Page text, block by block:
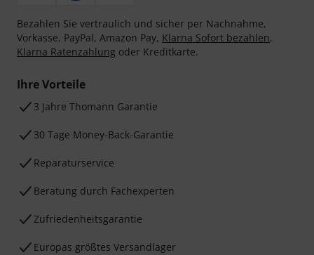
Bezahlen Sie vertraulich und sicher per Nachnahme,
Vorkasse, PayPal, Amazon Pay, Klarna Sofort bezahlen,
Klarna Ratenzahlung oder Kreditkarte.
Ihre Vorteile
3 Jahre Thomann Garantie
30 Tage Money-Back-Garantie
Reparaturservice
Beratung durch Fachexperten
Zufriedenheitsgarantie
Europas größtes Versandlager